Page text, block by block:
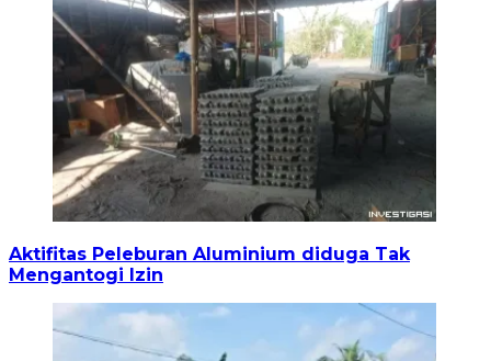
Aktifitas Peleburan Aluminium diduga Tak
Mengantogi Izin